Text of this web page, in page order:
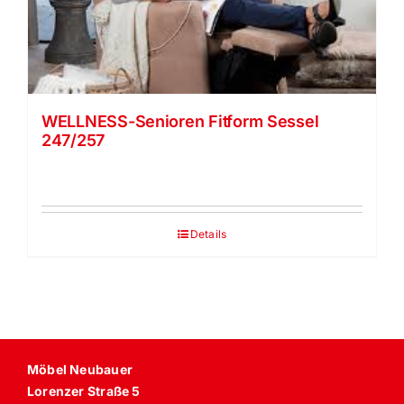
Vela Trippel Stuhl
himolla Relaxsessel
Strässle Relaxer Collection
WELLNESS-Senioren Fitform Sessel
247/257
Details
Möbel Neubauer
Lorenzer Straße 5